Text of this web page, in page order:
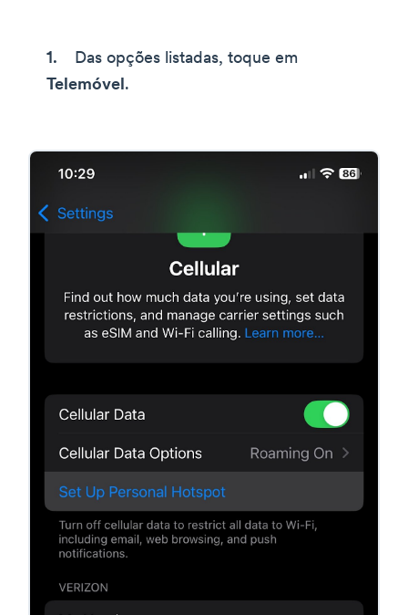
Das opções listadas, toque em
Telemóvel .